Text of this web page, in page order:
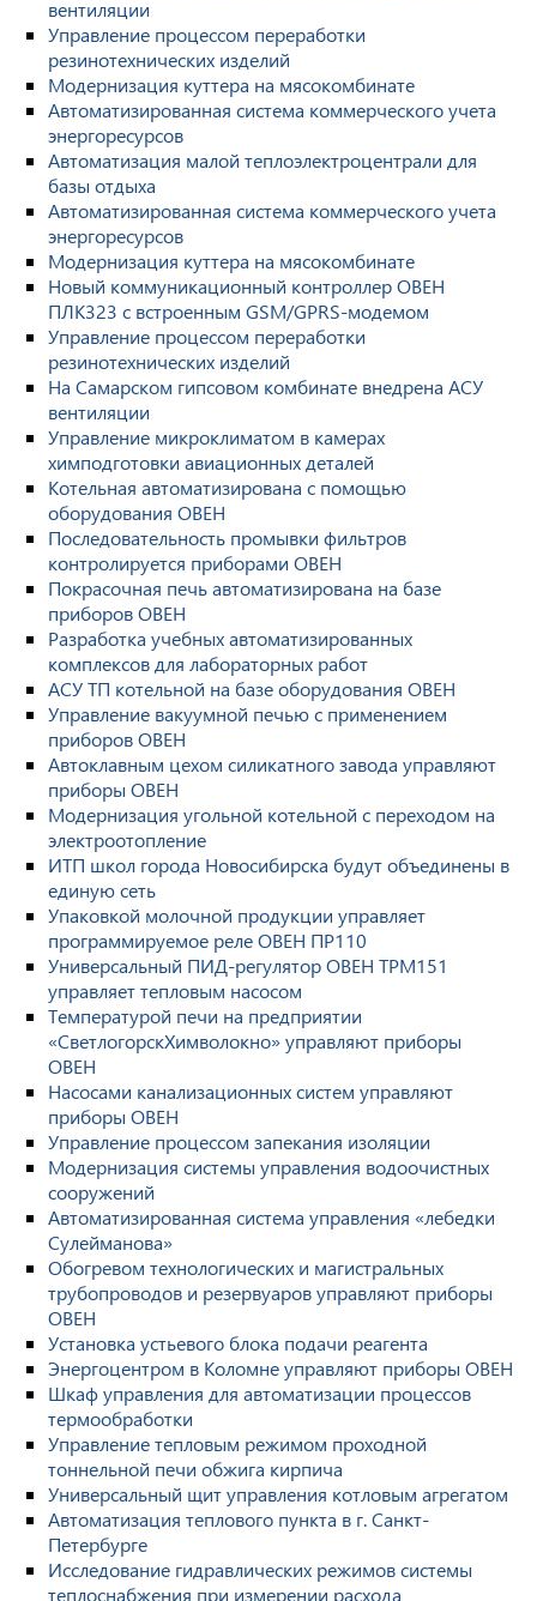
вентиляции
Управление процессом переработки
резинотехнических изделий
Модернизация куттера на мясокомбинате
Автоматизированная система коммерческого учета
энергоресурсов
Автоматизация малой теплоэлектроцентрали для
базы отдыха
Автоматизированная система коммерческого учета
энергоресурсов
Модернизация куттера на мясокомбинате
Новый коммуникационный контроллер ОВЕН
ПЛК323 с встроенным GSM/GPRS-модемом
Управление процессом переработки
резинотехнических изделий
На Самарском гипсовом комбинате внедрена АСУ
вентиляции
Управление микроклиматом в камерах
химподготовки авиационных деталей
Котельная автоматизирована с помощью
оборудования ОВЕН
Последовательность промывки фильтров
контролируется приборами ОВЕН
Покрасочная печь автоматизирована на базе
приборов ОВЕН
Разработка учебных автоматизированных
комплексов для лабораторных работ
АСУ ТП котельной на базе оборудования ОВЕН
Управление вакуумной печью с применением
приборов ОВЕН
Автоклавным цехом силикатного завода управляют
приборы ОВЕН
Модернизация угольной котельной с переходом на
электроотопление
ИТП школ города Новосибирска будут объединены в
единую сеть
Упаковкой молочной продукции управляет
программируемое реле ОВЕН ПР110
Универсальный ПИД-регулятор ОВЕН ТРМ151
управляет тепловым насосом
Температурой печи на предприятии
«СветлогорскХимволокно» управляют приборы
ОВЕН
Насосами канализационных систем управляют
приборы ОВЕН
Управление процессом запекания изоляции
Модернизация системы управления водоочистных
сооружений
Автоматизированная система управления «лебедки
Сулейманова»
Обогревом технологических и магистральных
трубопроводов и резервуаров управляют приборы
ОВЕН
Установка устьевого блока подачи реагента
Энергоцентром в Коломне управляют приборы ОВЕН
Шкаф управления для автоматизации процессов
термообработки
Управление тепловым режимом проходной
тоннельной печи обжига кирпича
Универсальный щит управления котловым агрегатом
Автоматизация теплового пункта в г. Санкт-
Петербурге
Исследование гидравлических режимов системы
теплоснабжения при измерении расхода